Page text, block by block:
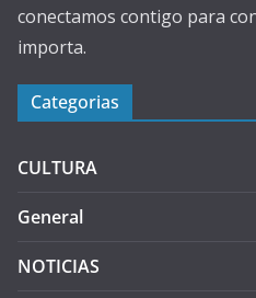
conectamos contigo para
importa.
Categorias
CULTURA
General
NOTICIAS